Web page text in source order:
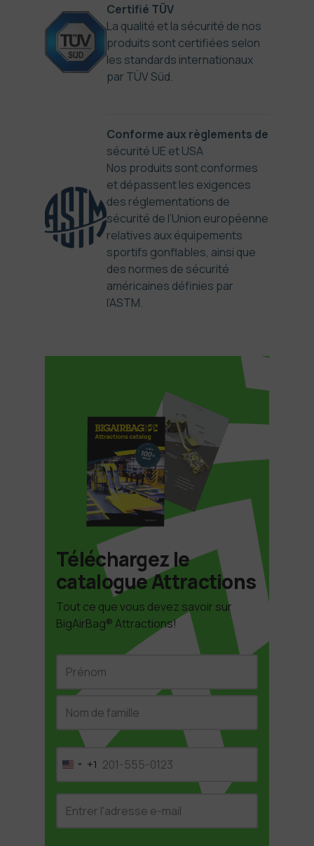
Certifié TÜV
La qualité et la sécurité de nos
produits sont certifiées selon
les standards internationaux
par TÜV Süd.
Conforme aux règlements de
sécurité UE et USA
Nos produits sont conformes
et dépassent les exigences
des réglementations de
sécurité de l’Union européenne
relatives aux équipements
sportifs gonflables, ainsi que
des normes de sécurité
américaines définies par
l’ASTM.
Téléchargez le
catalogue Attractions
Tout ce que vous devez savoir sur
BigAirBag® Attractions!
First
United
States
+1
address